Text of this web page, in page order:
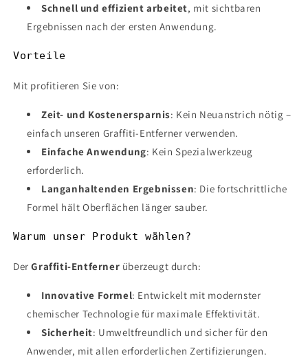
Schnell und effizient arbeitet, mit sichtbaren
Ergebnissen nach der ersten Anwendung.
Vorteile
Mit profitieren Sie von:
Zeit- und Kostenersparnis: Kein Neuanstrich nötig –
einfach unseren Graffiti-Entferner verwenden.
Einfache Anwendung: Kein Spezialwerkzeug
erforderlich.
Langanhaltenden Ergebnissen: Die fortschrittliche
Formel hält Oberflächen länger sauber.
Warum unser Produkt wählen?
DerGraffiti-Entferner überzeugt durch:
Innovative Formel: Entwickelt mit modernster
chemischer Technologie für maximale Effektivität.
Sicherheit: Umweltfreundlich und sicher für den
Anwender, mit allen erforderlichen Zertifizierungen.